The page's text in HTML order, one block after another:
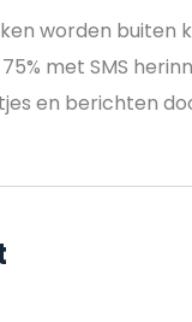
worden buiten
met SMS
en berichten